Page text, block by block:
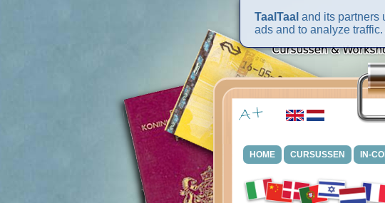
HOME CURSUSSEN IN-
TaalTaal and its partners
ads and to analyze